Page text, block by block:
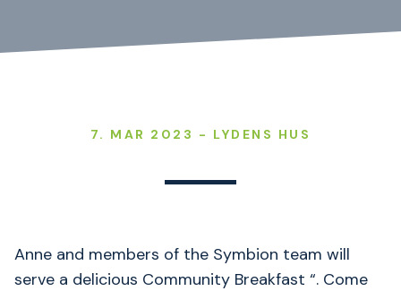
7. MAR 2023 - LYDENS HUS
Anne and members of the Symbion team will
serve a delicious Community Breakfast “. Come